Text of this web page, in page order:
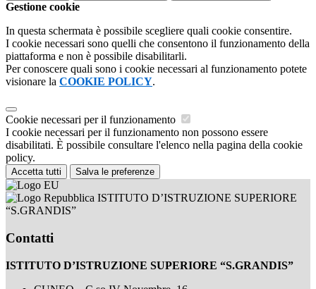
Gestione cookie
In questa schermata è possibile scegliere quali cookie consentire.
I cookie necessari sono quelli che consentono il funzionamento della
piattaforma e non è possibile disabilitarli.
Per conoscere quali sono i cookie necessari al funzionamento potete
visionare la COOKIE POLICY.
Cookie necessari per il funzionamento
I cookie necessari per il funzionamento non possono essere
disabilitati. È possibile consultare l'elenco nella pagina della cookie
policy.
Accetta tutti Salva le preferenze
ISTITUTO D’ISTRUZIONE SUPERIORE
“S.GRANDIS”
Contatti
ISTITUTO D’ISTRUZIONE SUPERIORE “S.GRANDIS”